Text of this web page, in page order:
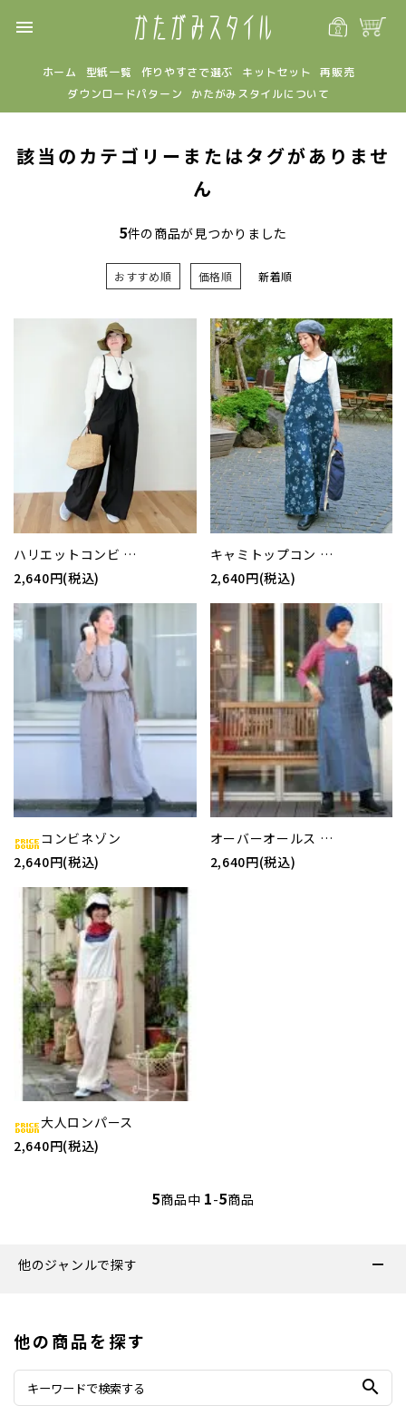
menu
ホーム 型紙一覧 作りやすさで選ぶ キットセット
再販売
ダウンロードパターン
かたがみスタイルについて
該当のカテゴリーまたはタグがありませ
ん
5件の商品が見つかりました
おすすめ順 価格順 新着順
ハリエットコンビ …
2,640円(税込)
キャミトップコン …
2,640円(税込)
コンビネゾン
2,640円(税込)
オーバーオールス …
2,640円(税込)
大人ロンパース
2,640円(税込)
5商品中 1-5商品
他のジャンルで探す
他の商品を探す
search